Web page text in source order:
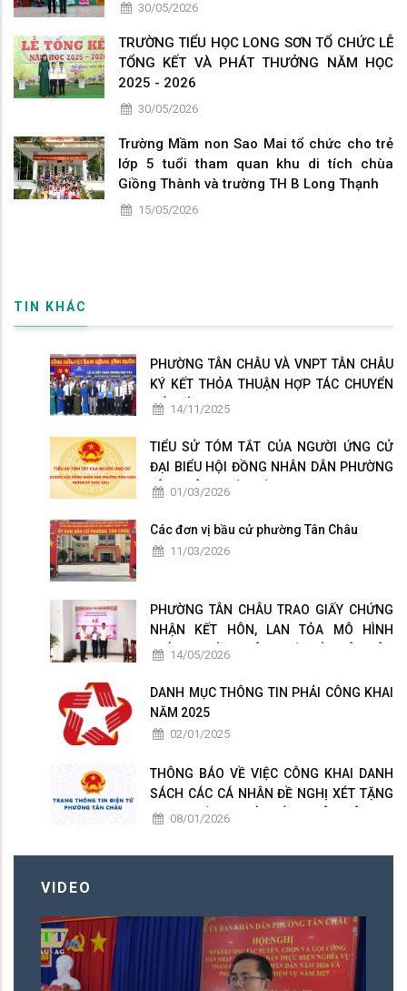
30/05/2026
TRƯỜNG TIỂU HỌC LONG SƠN TỔ CHỨC LỄ
TỔNG KẾT VÀ PHÁT THƯỞNG NĂM HỌC
2025 - 2026
30/05/2026
Trường Mầm non Sao Mai tổ chức cho trẻ
lớp 5 tuổi tham quan khu di tích chùa
Giồng Thành và trường TH B Long Thạnh
15/05/2026
TIN KHÁC
PHƯỜNG TÂN CHÂU VÀ VNPT TÂN CHÂU
KÝ KẾT THỎA THUẬN HỢP TÁC CHUYỂN
ĐỔI SỐ14/11/2025
TIỂU SỬ TÓM TẮT CỦA NGƯỜI ỨNG CỬ
ĐẠI BIỂU HỘI ĐỒNG NHÂN DÂN PHƯỜNG
TÂN CHÂU NHIỆM KỲ 2026-2031
01/03/2026
Các đơn vị bầu cử phường Tân Châu
11/03/2026
PHƯỜNG TÂN CHÂU TRAO GIẤY CHỨNG
NHẬN KẾT HÔN, LAN TỎA MÔ HÌNH
CHÍNH QUYỀN THÂN THIỆN VÌ NHÂN DÂN
14/05/2026
DANH MỤC THÔNG TIN PHẢI CÔNG KHAI
NĂM 2025
02/01/2025
THÔNG BÁO VỀ VIỆC CÔNG KHAI DANH
SÁCH CÁC CÁ NHÂN ĐỀ NGHỊ XÉT TẶNG
DANH HIỆU " NHÀ GIÁO NHÂN DÂN ", "
LẦN THỨ 17 NĂM 2026
08/01/2026
VIDEO